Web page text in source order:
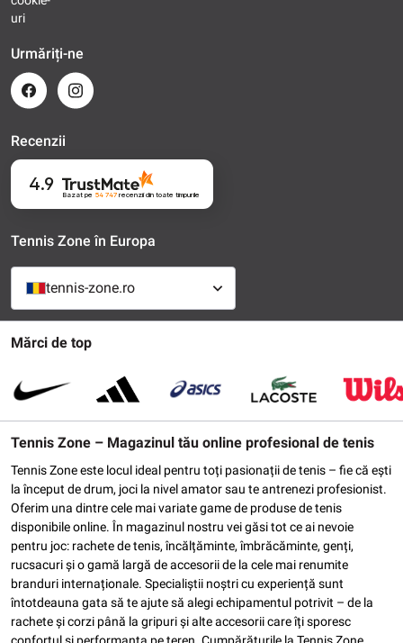
Mărci de top
Tennis Zone – Magazinul tău online profesional de tenis
Tennis Zone este locul ideal pentru toți pasionații de tenis – fie că ești
la început de drum, joci la nivel amator sau te antrenezi profesionist.
Oferim una dintre cele mai variate game de produse de tenis
disponibile online. În magazinul nostru vei găsi tot ce ai nevoie
pentru joc: rachete de tenis, încălțăminte, îmbrăcăminte, genți,
rucsacuri și o gamă largă de accesorii de la cele mai renumite
branduri internaționale. Specialiștii noștri cu experiență sunt
întotdeauna gata să te ajute să alegi echipamentul potrivit – de la
rachete și corzi până la gripuri și alte accesorii care îți sporesc
uri
Urmăriți-ne
Recenzii
4.9
Bazat pe 54 747recenziidin toate timpurile
Tennis Zone în Europa
tennis-zone.ro